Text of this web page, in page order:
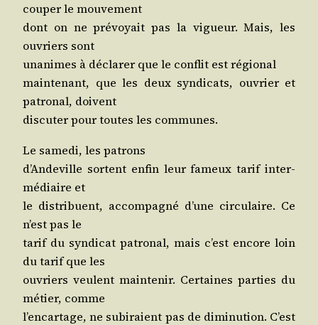
cou­per le mouvement
dont on ne pré­voyait pas la vigueur. Mais, les
ouvriers sont
una­nimes à décla­rer que le conflit est régional
main­te­nant, que les deux syn­di­cats, ouvrier et
patro­nal, doivent
dis­cu­ter pour toutes les communes.
Le same­di, les patrons
d’An­de­ville sortent enfin leur fameux tarif inter­
mé­diaire et
le dis­tri­buent, accom­pa­gné d’une cir­cu­laire. Ce
n’est pas le
tarif du syn­di­cat patro­nal, mais c’est encore loin
du tarif que les
ouvriers veulent main­te­nir. Cer­taines par­ties du
métier, comme
l’en­car­tage, ne subi­raient pas de dimi­nu­tion. C’est